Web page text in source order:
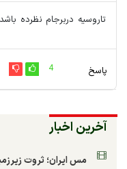
تاروسیه دربرجام نظرده
پاسخ 4
آخرین اخبار
مس ایران؛ ثروت